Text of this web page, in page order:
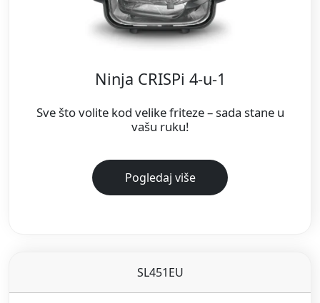
Ninja CRISPi 4-u-1
Sve što volite kod velike friteze – sada stane u
vašu ruku!
Pogledaj više
SL451EU